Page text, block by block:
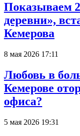
Показываем
деревни»,
Кемерова
8 мая 2026 17:11
Любовь в
Кемерове
офиса?
5 мая 2026 19:31